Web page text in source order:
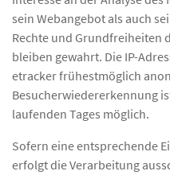
sein Webangebot als auch
Rechte und Grundfreiheiten
bleiben gewahrt. Die IP-
etracker frühestmöglich
Besucherwiedererkennung
laufenden Tages möglich.
Sofern eine entsprechende
erfolgt die Verarbeitung